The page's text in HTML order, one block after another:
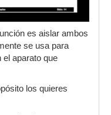
es aislar ambos
se usa para
el aparato que
los quieres